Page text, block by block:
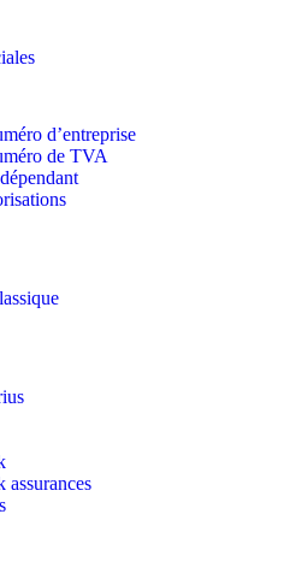
d’entreprise
de TVA
assurances